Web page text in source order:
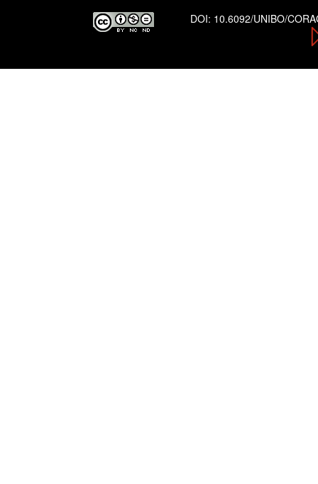
DOI: 10.6092/UNIBO/